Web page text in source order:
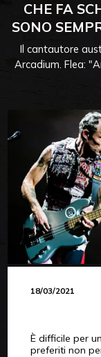
CHE FA
SONO
Il cantautore
Arcadium. Flea:
18/03/2021
È difficile per
preferiti non